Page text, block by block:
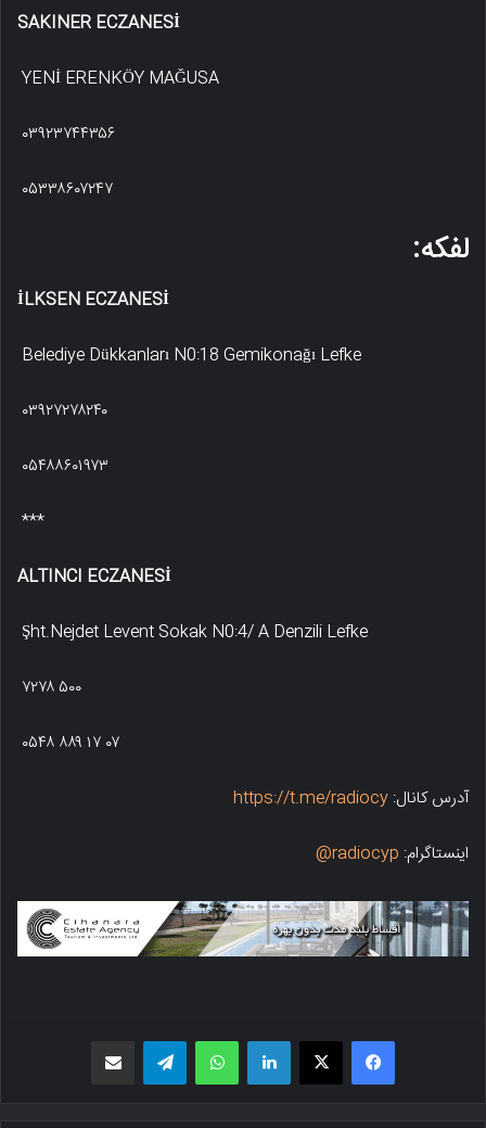
SAKINER ECZANESİ
YENİ ERENKÖY MAĞUSA
۰۳۹۲۳۷۴۴۳۵۶
۰۵۳۳۸۶۰۷۲۴۷
لفکه:
İLKSEN ECZANESİ
Belediye Dükkanları N0:18 Gemikonağı Lefke
۰۳۹۲۷۲۷۸۲۴۰
۰۵۴۸۸۶۰۱۹۷۳
***
ALTINCI ECZANESİ
Şht.Nejdet Levent Sokak N0:4/ A Denzili Lefke
۷۲۷۸ ۵۰۰
۰۵۴۸ ۸۸۹ ۱۷ ۰۷
آدرس کانال: https://t.me/radiocy
اینستاگرام: radiocyp@
فیسبوک X لینکدین واتس اپ تلگرام